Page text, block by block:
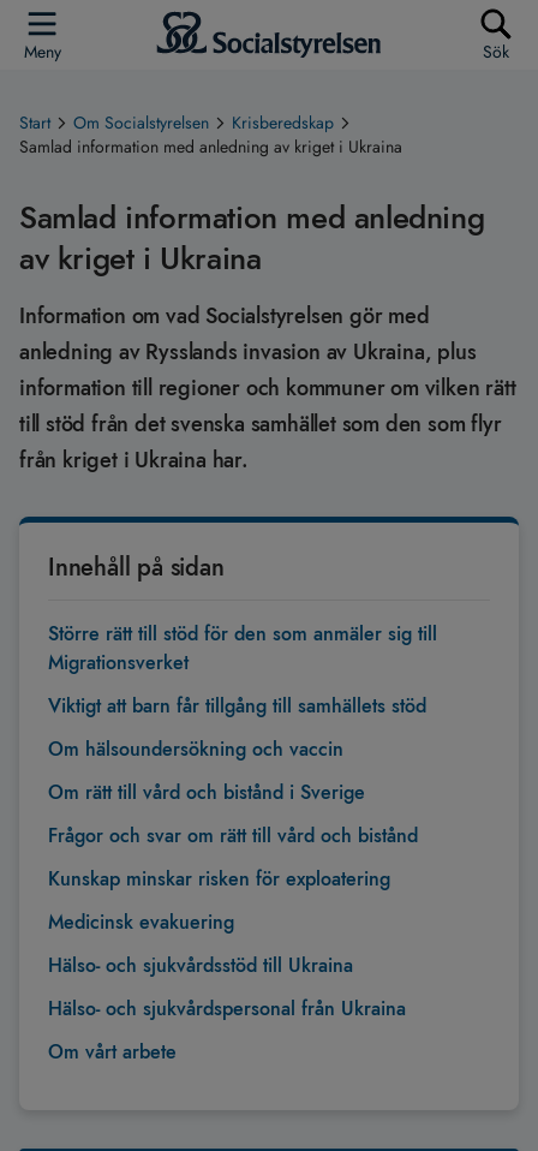
Meny Sök
Start Om Socialstyrelsen
Krisberedskap
Samlad information med anledning av kriget i Ukraina
Samlad information med anledning
av kriget i Ukraina
Information om vad Socialstyrelsen gör med
anledning av Rysslands invasion av Ukraina, plus
information till regioner och kommuner om vilken rätt
till stöd från det svenska samhället som den som flyr
från kriget i Ukraina har.
Innehåll på sidan
Större rätt till stöd för den som anmäler sig till
Migrationsverket
Viktigt att barn får tillgång till samhällets stöd
Om hälsoundersökning och vaccin
Om rätt till vård och bistånd i Sverige
Frågor och svar om rätt till vård och bistånd
Kunskap minskar risken för exploatering
Medicinsk evakuering
Hälso- och sjukvårdsstöd till Ukraina
Hälso- och sjukvårdspersonal från Ukraina
Om vårt arbete